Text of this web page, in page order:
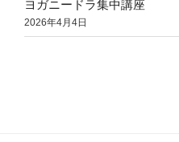
ヨガニードラ集中講座
2026年4月4日